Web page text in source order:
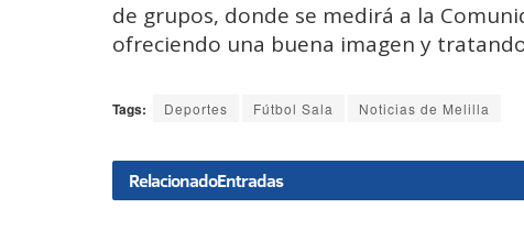
de grupos, donde se medirá a la
ofreciendo una buena imagen y
Tags: Deportes Fútbol Sala Noticias de Melilla
RelacionadoEntradas